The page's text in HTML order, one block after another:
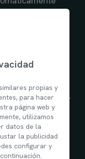
de
neta de
equivalente
pagar las
los términos
de Suscripción.
de nuestro
de
propias y
para hacer
página web y
utilizamos
datos de la
la publicidad
configurar y